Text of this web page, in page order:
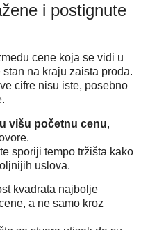
i postignute
cene koja se vidi u
na kraju zaista proda.
cifre nisu iste, posebno
višu početnu cenu,
sporiji tempo tržišta kako
uslova.
kvadrata najbolje
a ne samo kroz